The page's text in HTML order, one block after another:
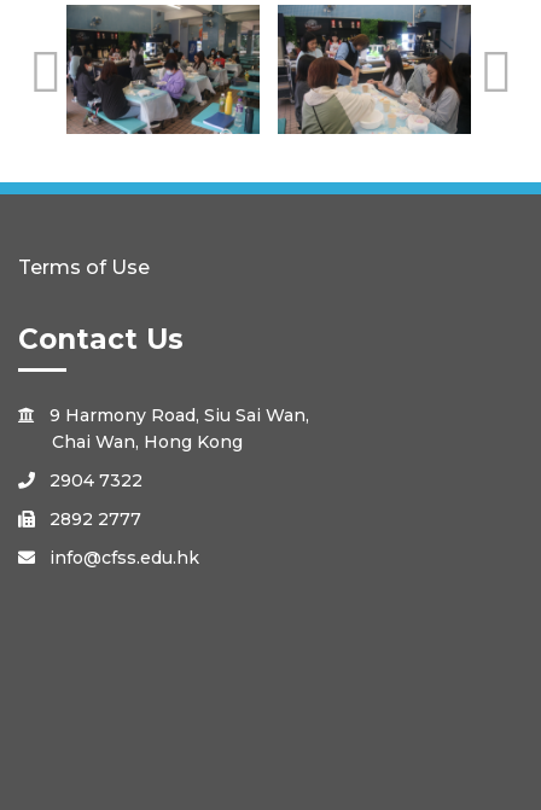
Terms of Use
Contact Us

9 Harmony Road, Siu Sai Wan,
Chai Wan, Hong Kong
 2904 7322
 2892 2777
 info@cfss.edu.hk